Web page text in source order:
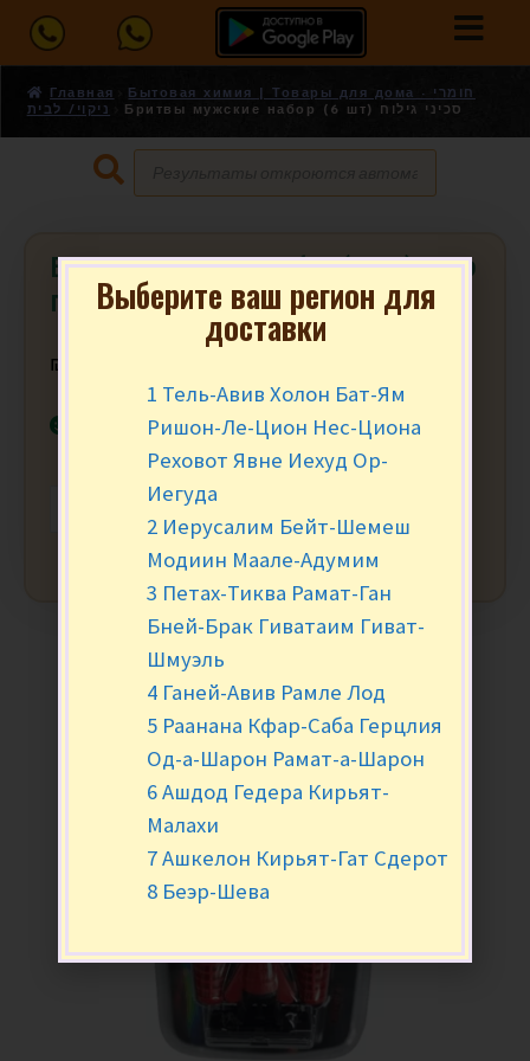
Главная
Бытовая химия | Товары для дома - חומרי
ניקוי/ לבית
Бритвы мужские набор (6 шт) סכיני גילוח
Бритвы мужские набор (6 шт) סכיני
גילוח
₪
В наличии
+
Выберите ваш регион для
доставки
1 Тель-Авив Холон Бат-Ям
Ришон-Ле-Цион Нес-Циона
Реховот Явне Иехуд Ор-
Иегуда
2 Иерусалим Бейт-Шемеш
Модиин Маале-Адумим
3 Петах-Тиква Рамат-Ган
Бней-Брак Гиватаим Гиват-
Шмуэль
4 Ганей-Авив Рамле Лод
5 Раанана Кфар-Саба Герцлия
Од-а-Шарон Рамат-а-Шарон
6 Ашдод Гедера Кирьят-
Малахи
7 Ашкелон Кирьят-Гат Сдерот
8 Беэр-Шева